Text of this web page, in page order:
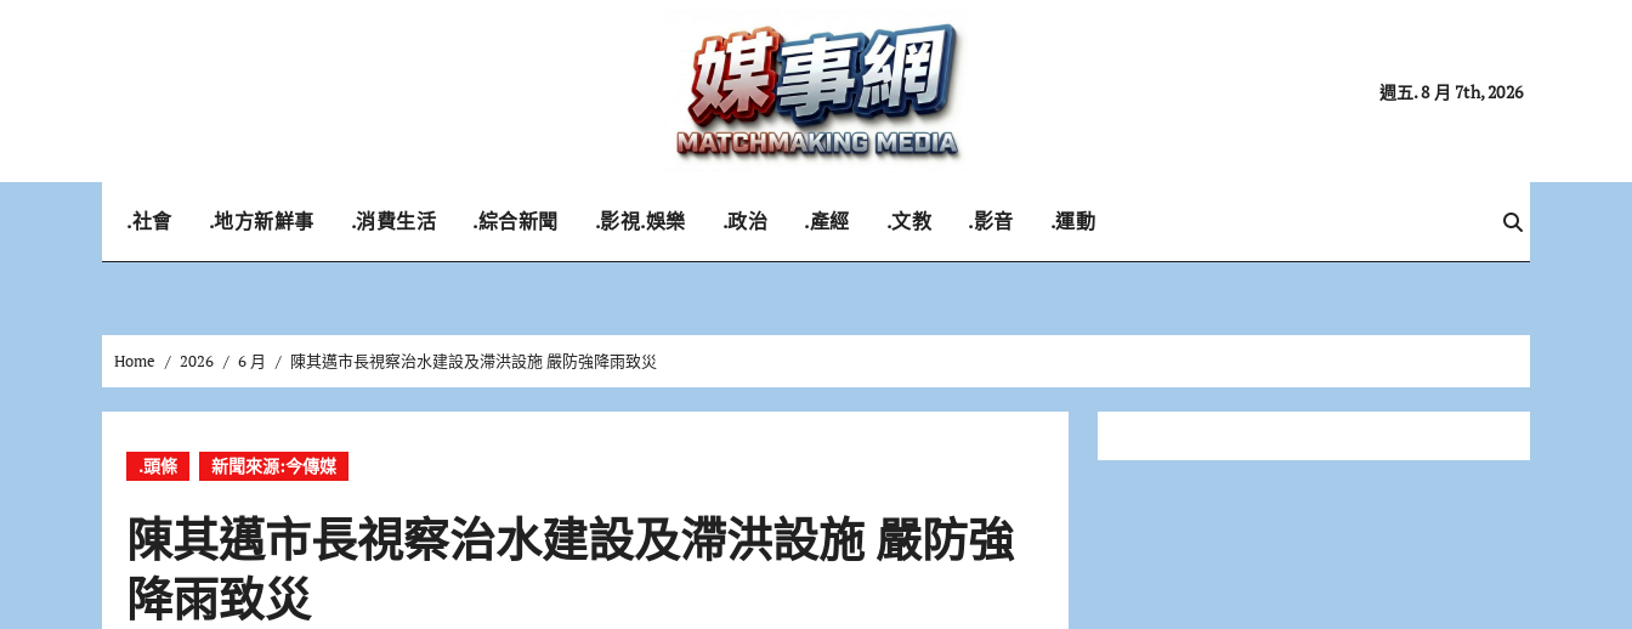
週五. 8 月 7th, 2026
.社會 .地方新鮮事 .消費生活 .綜合新聞 .影視.娛樂 .政治 .產經 .文教 .影音 .運動
Home 2026 6 月 陳其邁市長視察治水建設及滯洪設施 嚴防強降雨致災
.頭條 新聞來源:今傳媒
陳其邁市長視察治水建設及滯洪設施 嚴防強
降雨致災